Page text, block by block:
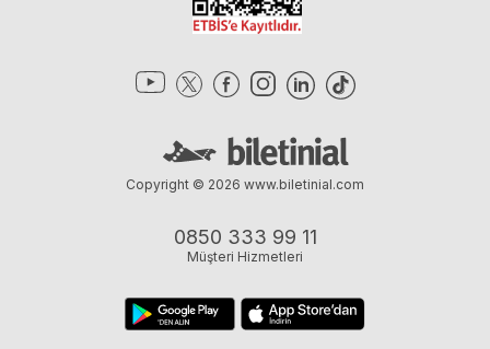
0850 333 99 11
Müşteri Hizmetleri
Copyright © 2026 www.biletinial.com